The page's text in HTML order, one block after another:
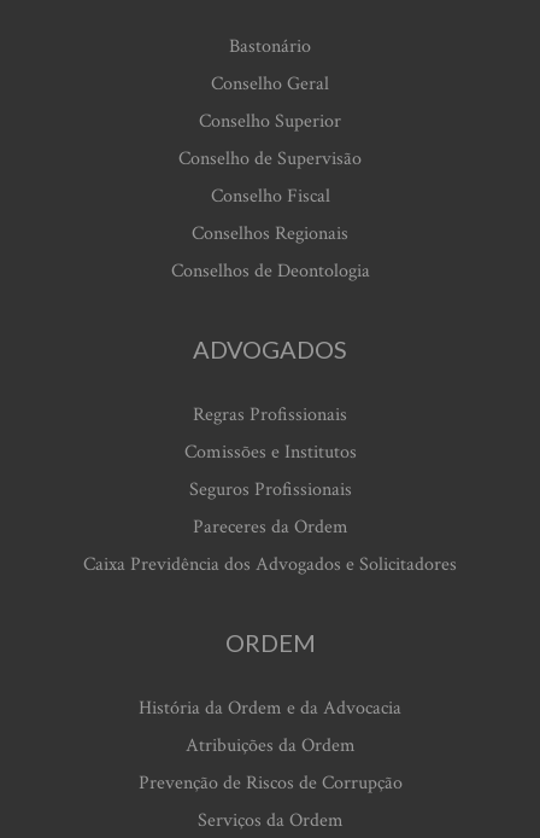
Bastonário
Conselho Geral
Conselho Superior
Conselho de Supervisão
Conselho Fiscal
Conselhos Regionais
Conselhos de Deontologia
ADVOGADOS
Regras Profissionais
Comissões e Institutos
Seguros Profissionais
Pareceres da Ordem
Caixa Previdência dos Advogados e Solicitadores
ORDEM
História da Ordem e da Advocacia
Atribuições da Ordem
Prevenção de Riscos de Corrupção
Serviços da Ordem